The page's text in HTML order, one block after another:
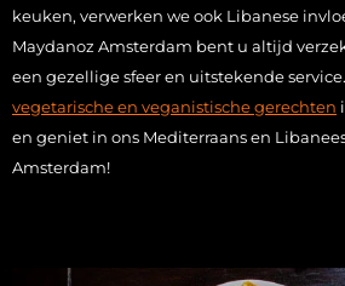
keuken, verwerken we ook Libanese
Maydanoz Amsterdam bent u altijd
een gezellige sfeer en uitstekende
vegetarische en veganistische gerechten
en geniet in ons Mediterraans en
Amsterdam!